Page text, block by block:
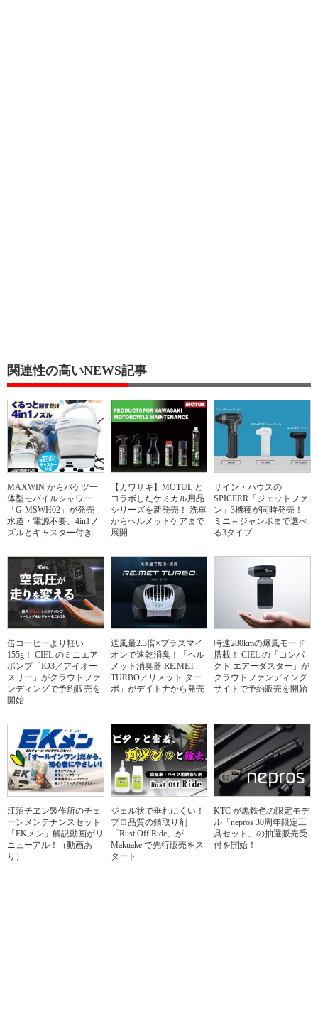
関連性の高いNEWS記事
MAXWIN からバケツ一
体型モバイルシャワー
「G-MSWH02」が発売
水道・電源不要、4in1ノ
ズルとキャスター付き
【カワサキ】MOTUL と
コラボしたケミカル用品
シリーズを新発売！ 洗車
からヘルメットケアまで
展開
サイン・ハウスの
SPICERR「ジェットファ
ン」3機種が同時発売！
ミニ～ジャンボまで選べ
る3タイプ
缶コーヒーより軽い
155g！ CIEL のミニエア
ポンプ「IO3／アイオー
スリー」がクラウドファ
ンディングで予約販売を
開始
送風量2.3倍×プラズマイ
オンで速乾消臭！「ヘル
メット消臭器 RE:MET
TURBO／リメット ター
ボ」がデイトナから発売
時速280kmの爆風モード
搭載！ CIEL の「コンパ
クト エアーダスター」が
クラウドファンディング
サイトで予約販売を開始
江沼チヱン製作所のチェ
ーンメンテナンスセット
「EKメン」解説動画がリ
ニューアル！（動画あ
り）
ジェル状で垂れにくい！
プロ品質の錆取り剤
「Rust Off Ride」が
Makuake で先行販売をス
タート
KTC が黒鉄色の限定モデ
ル「nepros 30周年限定工
具セット」の抽選販売受
付を開始！